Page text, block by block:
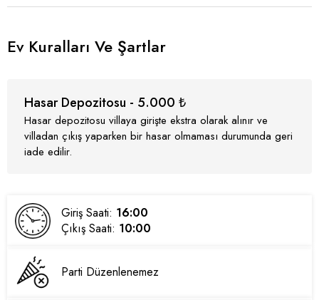
Ev Kuralları Ve Şartlar
Hasar Depozitosu - 5.000 ₺
Hasar depozitosu villaya girişte ekstra olarak alınır ve
villadan çıkış yaparken bir hasar olmaması durumunda geri
iade edilir.
Giriş Saati: 16:00
Çıkış Saati: 10:00
Parti Düzenlenemez